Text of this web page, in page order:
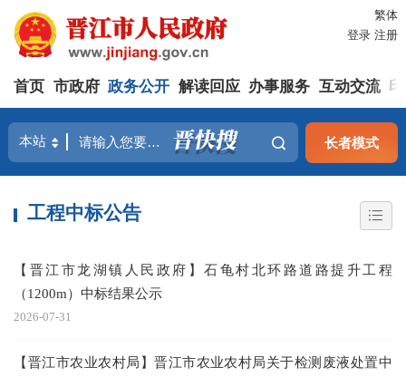
繁体
登录 注册
首页 市政府 政务公开 解读回应 办事服务 互动交流
长者模式
工程中标公告
【晋江市龙湖镇人民政府】石龟村北环路道路提升工程
（1200m）中标结果公示
2026-07-31
【晋江市农业农村局】晋江市农业农村局关于检测废液处置中